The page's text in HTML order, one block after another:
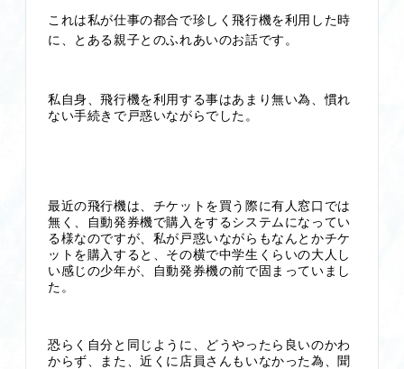
これは私が仕事の都合で珍しく飛行機を利用した時
に、とある親子とのふれあいのお話です。
私自身、飛行機を利用する事はあまり無い為、慣れ
ない手続きで戸惑いながらでした。
最近の飛行機は、チケットを買う際に有人窓口では
無く、自動発券機で購入をするシステムになってい
る様なのですが、私が戸惑いながらもなんとかチケ
ットを購入すると、その横で中学生くらいの大人し
い感じの少年が、自動発券機の前で固まっていまし
た。
恐らく自分と同じように、どうやったら良いのかわ
からず、また、近くに店員さんもいなかった為、聞